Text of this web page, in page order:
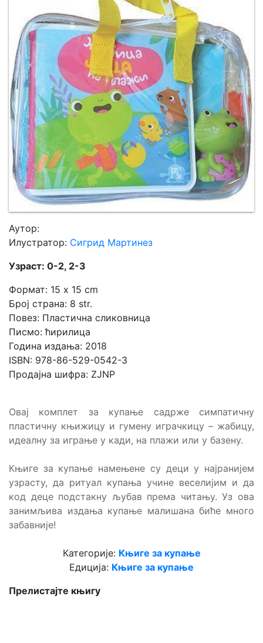
Мој
налог
Аутор:
Илустратор: Сигрид Мартинез
Узраст: 0-2, 2-3
Формат: 15 x 15 cm
Број страна: 8 str.
Повез: Пластична сликовница
Писмо: ћирилица
Година издања: 2018
ISBN: 978-86-529-0542-3
Продајна шифра: ZJNP
Овај комплет за купање садрже симпатичну
пластичну књижицу и гумену играчкицу – жабицу,
идеалну за играње у кади, на плажи или у базену.
Књиге за купање намењене су деци у најранијем
узрасту, да ритуал купања учине веселијим и да
код деце подстакну љубав према читању. Уз ова
занимљива издања купање малишана биће много
забавније!
Категорије: Књиге за купање
Едиција: Књиге за купање
Прелистајте књигу